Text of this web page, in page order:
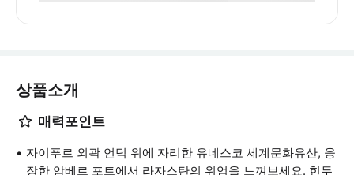
상품소개
매력포인트
자이푸르 외곽 언덕 위에 자리한 유네스코 세계문화유산, 웅
장한 암베르 포트에서 라자스탄의 위엄을 느껴보세요. 힌두